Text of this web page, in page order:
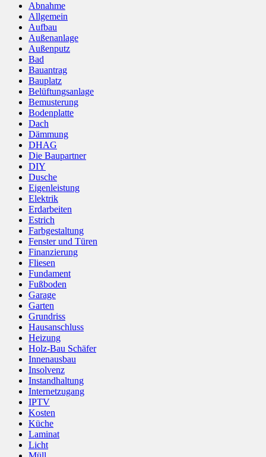
Abnahme
Allgemein
Aufbau
Außenanlage
Außenputz
Bad
Bauantrag
Bauplatz
Belüftungsanlage
Bemusterung
Bodenplatte
Dach
Dämmung
DHAG
Die Baupartner
DIY
Dusche
Eigenleistung
Elektrik
Erdarbeiten
Estrich
Farbgestaltung
Fenster und Türen
Finanzierung
Fliesen
Fundament
Fußboden
Garage
Garten
Grundriss
Hausanschluss
Heizung
Holz-Bau Schäfer
Innenausbau
Insolvenz
Instandhaltung
Internetzugang
IPTV
Kosten
Küche
Laminat
Licht